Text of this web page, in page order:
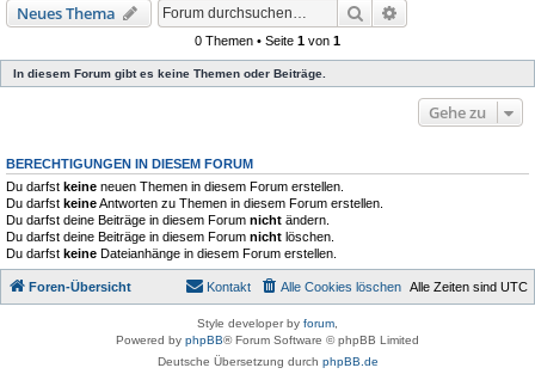
Neues Thema Suche
0 Themen • Seite 1 von 1
In diesem Forum gibt es keine Themen oder Beiträge.
Gehe zu
BERECHTIGUNGEN IN DIESEM FORUM
Du darfst keine neuen Themen in diesem Forum erstellen.
Du darfst keineAntworten zu Themen in diesem Forum erstellen.
Du darfst deine Beiträge in diesem Forum nicht ändern.
Du darfst deine Beiträge in diesem Forum nicht löschen.
Du darfst keine Dateianhänge in diesem Forum erstellen.
Foren-Übersicht Alle Zeiten sind UTC
Alle Cookies löschen
Kontakt
Style developer by forum
Powered by phpBB® Forum Software © phpBB Limited
Deutsche Übersetzung durch phpBB.de